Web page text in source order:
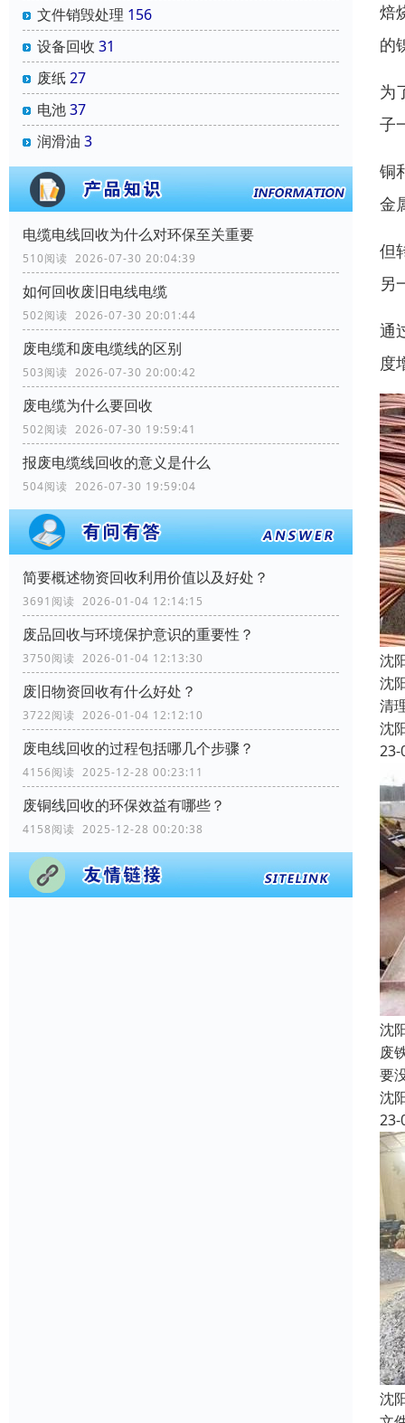
文件销毁处理 156
设备回收 31
废纸27
电池37
润滑油 3
电缆电线回收为什么对环保至关重要
510阅读 2026-07-30 20:04:39
如何回收废旧电线电缆
502阅读 2026-07-30 20:01:44
废电缆和废电缆线的区别
503阅读 2026-07-30 20:00:42
废电缆为什么要回收
502阅读 2026-07-30 19:59:41
报废电缆线回收的意义是什么
504阅读 2026-07-30 19:59:04
简要概述物资回收利用价值以及好处？
3691阅读 2026-01-04 12:14:15
废品回收与环境保护意识的重要性？
3750阅读 2026-01-04 12:13:30
废旧物资回收有什么好处？
3722阅读 2026-01-04 12:12:10
废电线回收的过程包括哪几个步骤？
4156阅读 2025-12-28 00:23:11
废铜线回收的环保效益有哪些？
4158阅读 2025-12-28 00:20:38
焙
的
为
子
铜
金
但
另
通
度
沈
沈
清
沈
23-
沈
废
要
沈
23-
沈